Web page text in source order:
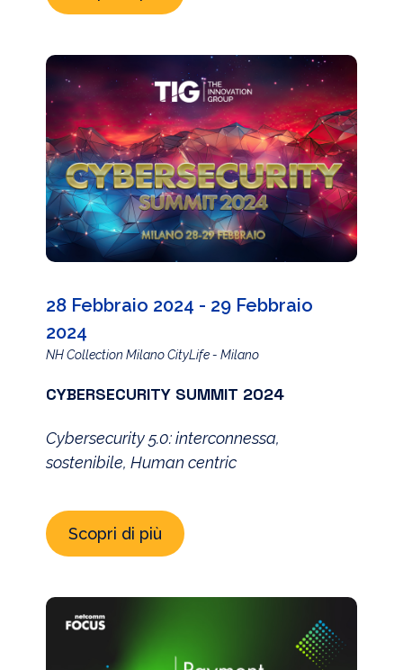
28 Febbraio 2024 - 29 Febbraio
2024
NH Collection Milano CityLife - Milano
CYBERSECURITY SUMMIT 2024
Cybersecurity 5.0: interconnessa,
sostenibile, Human centric
Scopri di più